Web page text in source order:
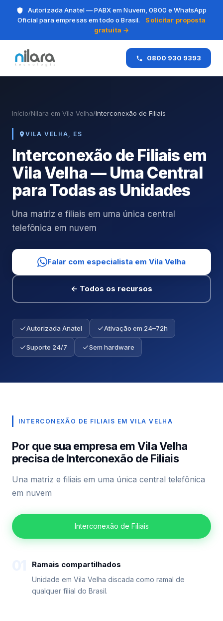
Autorizada Anatel — PABX em Nuvem, 0800 e WhatsApp
Oficial para empresas em todo o Brasil.
Solicitar proposta
gratuita →
0800 930 9393
Início/Nilara em Vila Velha/Interconexão de Filiais
VILA VELHA, ES
Interconexão de Filiais em
Vila Velha — Uma Central
para Todas as Unidades
Una matriz e filiais em uma única central
telefônica em nuvem
Falar com especialista em Vila Velha
← Todos os recursos
Autorizada Anatel Ativação em 24–72h
Suporte 24/7 Sem hardware
INTERCONEXÃO DE FILIAIS EM VILA VELHA
Por que sua empresa em Vila Velha
precisa de Interconexão de Filiais
Una matriz e filiais em uma única central telefônica
em nuvem
Interconexão de Filiais
Ramais compartilhados
Unidade em Vila Velha discada como ramal de
qualquer filial do Brasil.